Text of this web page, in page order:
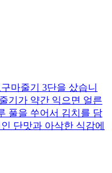
마줄기 3단을 샀습니
기가 약간 익으면 얼른
풀을 쑤어서 김치를 담
단맛과 아삭한 식감에